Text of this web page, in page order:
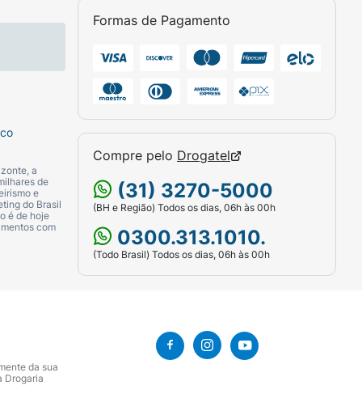
ao seu estilo com o Esmalte
a
de
e
do Brasil
é de hoje
com
Formas de Pagamento
Compre pelo Drogatel
(31) 3270-5000
(BH e Região) Todos os dias, 06h às 00h
0300.313.1010.
(Todo Brasil) Todos os dias, 06h às 00h
da sua
Drogaria